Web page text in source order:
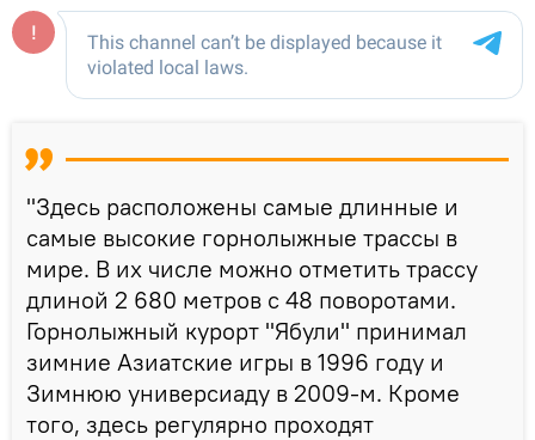
"Здесь расположены самые длинные и
самые высокие горнолыжные трассы в
мире. В их числе можно отметить трассу
длиной 2 680 метров с 48 поворотами.
Горнолыжный курорт "Ябули" принимал
зимние Азиатские игры в 1996 году и
Зимнюю универсиаду в 2009-м. Кроме
того, здесь регулярно проходят